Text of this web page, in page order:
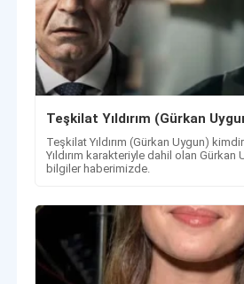
Teşkilat Yıldırım (Gürkan
Teşkilat Yıldırım (Gürkan Uygun)
Yıldırım karakteriyle dahil olan Gürkan
bilgiler haberimizde.